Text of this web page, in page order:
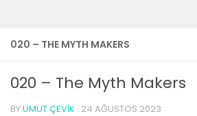
020 – THE MYTH MAKERS
020 – The Myth Makers
BYUMUT ÇEVIK · 24 AĞUSTOS 2023